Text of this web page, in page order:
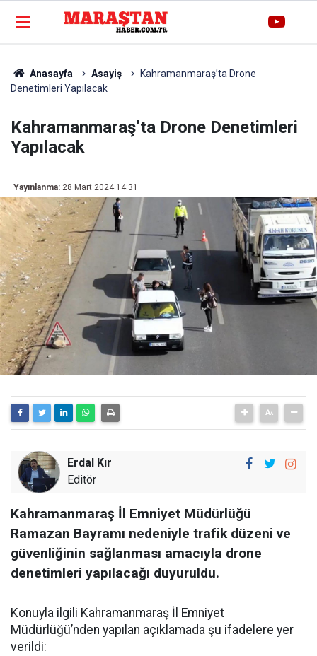
Anasayfa Asayiş
Kahramanmaraş’ta Drone
Denetimleri Yapılacak
Kahramanmaraş’ta Drone Denetimleri
Yapılacak
Yayınlanma: 28 Mart 2024 14:31
Erdal Kır
Editör
Kahramanmaraş İl Emniyet Müdürlüğü
Ramazan Bayramı nedeniyle trafik düzeni ve
güvenliğinin sağlanması amacıyla drone
denetimleri yapılacağı duyuruldu.
Konuyla ilgili Kahramanmaraş İl Emniyet
Müdürlüğü’nden yapılan açıklamada şu ifadelere yer
verildi: